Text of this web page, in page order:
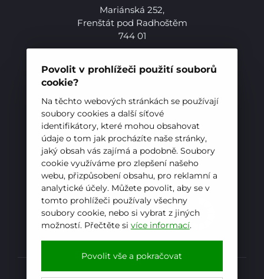
Povolit v prohlížeči použití souborů
cookie?
Na těchto webových stránkách se používají
soubory cookies a další síťové
identifikátory, které mohou obsahovat
údaje o tom jak procházíte naše stránky,
jaký obsah vás zajímá a podobně. Soubory
cookie využíváme pro zlepšení našeho
webu, přizpůsobení obsahu, pro reklamní a
analytické účely. Můžete povolit, aby se v
tomto prohlížeči používaly všechny
soubory cookie, nebo si vybrat z jiných
možností. Přečtěte si více informací.
Povolit vše a pokračovat
Pro uchazeče
E-mail WhatsAppFacebook
Mariánská 252,
Frenštát pod Radhoštěm
744 01
E-mail:sekretariat@hotelovkafren.cz
Datová schránka: bc5jrez
IČ: 00576441
ZŘIZOVATEL
Hotelová škola, Frenštát pod Radhoštěm je
příspěvkovou organizací zřizovanou
Moravskoslezským krajem